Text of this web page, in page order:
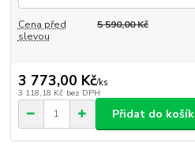
Cena před
slevou
5 590,00 Kč
3 773,00 Kč/ks
3 118,18 Kč bez DPH
Přidat do